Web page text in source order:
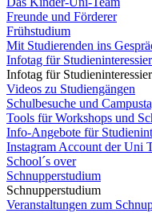
Freunde und Förderer
Frühstudium
Mit Studierenden ins
Infotag für
Infotag für
Videos zu Studiengängen
Schulbesuche und
Tools für Workshops und
Info-Angebote für
Instagram Account der Uni
School´s over
Schnupperstudium
Schnupperstudium
Veranstaltungen zum